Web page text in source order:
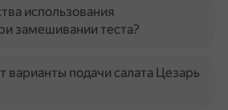
использования
замешивании теста?
варианты подачи салата Цезарь